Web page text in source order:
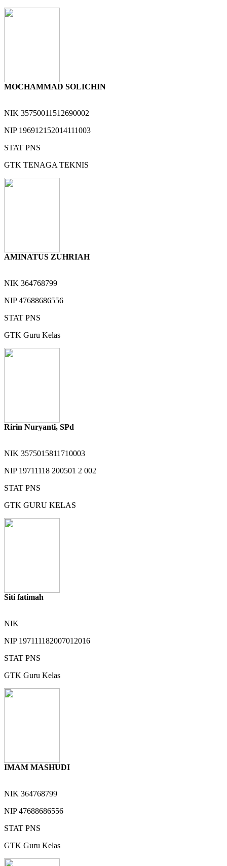
MOCHAMMAD SOLICHIN
NIK 35750011512690002
NIP 196912152014111003
STAT PNS
GTK TENAGA TEKNIS
AMINATUS ZUHRIAH
NIK 364768799
NIP47688686556
STAT PNS
GTK Guru Kelas
Ririn Nuryanti, SPd
NIK 3575015811710003
NIP 19711118 200501 2 002
STAT PNS
GTK GURU KELAS
Siti fatimah
NIK
NIP 197111182007012016
STAT PNS
GTK Guru Kelas
IMAM MASHUDI
NIK 364768799
NIP47688686556
STAT PNS
GTK Guru Kelas